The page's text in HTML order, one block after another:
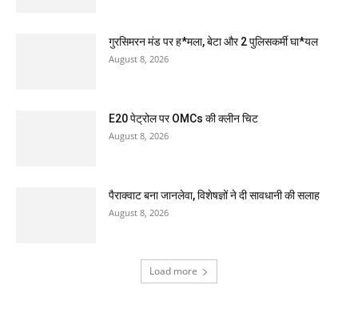
गुरसिमरन मंड पर ह*मला, बेटा और 2 पुलिसकर्मी घा*यल
August 8, 2026
E20 पेट्रोल पर OMCs की क्लीन चिट
August 8, 2026
पैराक्वाट बना जानलेवा, विशेषज्ञों ने दी सावधानी की सलाह
August 8, 2026
Load more